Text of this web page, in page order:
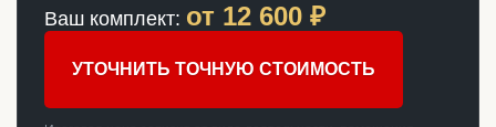
Ваш комплект: от 12 600 ₽
УТОЧНИТЬ ТОЧНУЮ СТОИМОСТЬ